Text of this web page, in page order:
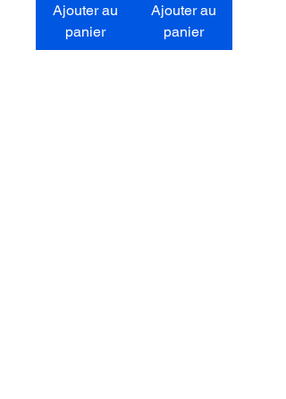
Ajouter au
panier
Ajouter au
panier